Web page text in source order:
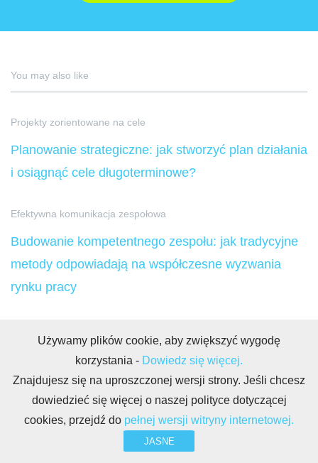
You may also like
Projekty zorientowane na cele
Planowanie strategiczne: jak stworzyć plan działania
i osiągnąć cele długoterminowe?
Efektywna komunikacja zespołowa
Budowanie kompetentnego zespołu: jak tradycyjne
metody odpowiadają na współczesne wyzwania
rynku pracy
Vibe coding – jak tworzyć aplikacje za pomocą AI
bez znajomości kodu?
Efektywna komunikacja zespołowa
Czas na wyniki: przewodnik po polskiej pracy
Używamy plików cookie, aby zwiększyć wygodę
korzystania - Dowiedz się więcej.
Znajdujesz się na uproszczonej wersji strony. Jeśli chcesz
dowiedzieć się więcej o naszej polityce dotyczącej
cookies, przejdź do pełnej wersji witryny internetowej.
JASNE